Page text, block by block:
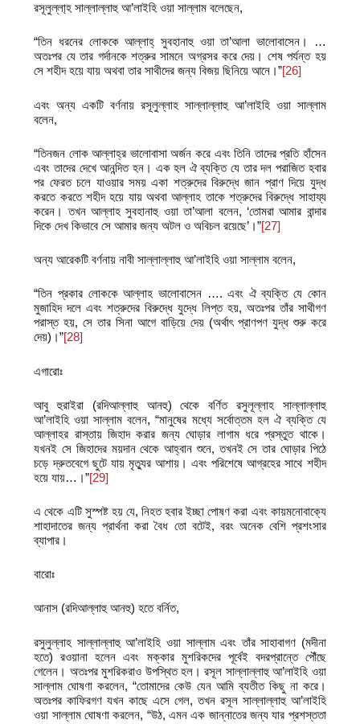
রসূলুল্লা্‌হ সাল্লাল্লাহু আ’লাইহি ওয়া সাল্লাম বলেছেন,
“তিন ধরনের লোককে আল্লাহ্‌ সুবহানাহু ওয়া তা’আলা ভালোবাসেন। …
অতঃপর যে তার গর্দানকে শত্রুর সামনে অগ্রসর করে দেয়। শেষ পর্যন্ত হয়
সে শহীদ হয়ে যায় অথবা তার সাথীদের জন্য বিজয় ছিনিয়ে আনে।”[26]
এবং অন্য একটি বর্ণনায় রসূলুল্লাহ সাল্লাল্লাহু আ’লাইহি ওয়া সাল্লাম
বলেন,
“তিনজন লোক আল্লাহ্‌র ভালোবাসা অর্জন করে এবং তিনি তাদের প্রতি হাঁসেন
এবং তাদের দেখে আনন্দিত হন। এক হল ঐ ব্যক্তি যে তার দল পরাজিত হবার
পর ফেরত চলে যাওয়ার সময় একা শত্রুদের বিরুদ্ধে জান প্রাণ দিয়ে যুদ্ধ
করতে করতে শহীদ হয়ে যায় অথবা আল্লাহ তাকে শত্রুদের বিরুদ্ধে সাহায্য
করেন। তখন আল্লাহ সুবহানাহু ওয়া তা’আলা বলেন, ‘তোমরা আমার বান্দার
দিকে দেখ কিভাবে সে আমার জন্য অটল ও অবিচল রয়েছে’।”[27]
অন্য আরেকটি বর্ণনায় নাবী সাল্লাল্লাহু আ’লাইহি ওয়া সাল্লাম বলেন,
“তিন প্রকার লোককে আল্লাহ ভালোবাসেন …. এবং ঐ ব্যক্তি যে কোন
মুজাহিদ দলে এবং শত্রুদের বিরুদ্ধে যুদ্ধে লিপ্ত হয়, অতঃপর তাঁর সাথীগণ
পরাস্ত হয়, সে তার সিনা আগে বাড়িয়ে দেয় (অর্থাৎ প্রাণপণ যুদ্ধ শুরু করে
দেয়)।”[28]
এগারোঃ
আবু হুরাইরা (রদিআল্লাহু আনহু) থেকে বর্ণিত রসুলূল্লাহ সাল্লাল্লাহু
আ’লাইহি ওয়া সাল্লাম বলেন, “মানুষের মধ্যে সর্বোত্তম হল ঐ ব্যক্তি যে
আল্লাহর রাস্তায় জিহাদ করার জন্য ঘোড়ার লাগাম ধরে প্রস্তুত থাকে।
যখনই সে জিহাদের ময়দান থেকে আহ্বান শুনে, তখনই সে তার ঘোড়ার পিঠে
চড়ে দ্রুতবেগে ছুটে যায় মৃত্যুর আশায়। এবং পরিশেষে আগ্রহের সাথে শহীদ
হয়ে যায়…।”[29]
এ থেকে এটি সুস্পষ্ট হয় যে, নিহত হবার ইচ্ছা পোষণ করা এবং কায়মনোবাক্যে
শাহাদাতের জন্য প্রার্থনা করা বৈধ তো বটেই, বরং অনেক বেশি প্রশংসার
ব্যাপার।
বারোঃ
আনাস (রদিআল্লাহু আনহু) হতে বর্নিত,
রসুলুল্লাহ সাল্লাল্লাহু আ’লাইহি ওয়া সাল্লাম এবং তাঁর সাহাবাগণ (মদীনা
হতে) রওয়ানা হলেন এবং মক্কার মুশরিকদের পূর্বেই বদরপ্রান্তে পৌঁছে
গেলেন। অতঃপর মুশরিকরাও উপস্থিত হল। রসূল সাল্লাল্লাহু আ’লাইহি ওয়া
সাল্লাম ঘোষণা করলেন, “তোমাদের কেউ যেন আমি ব্যতীত কিছু না করে।
অতঃপর কাফিরগণ যখন কাছে এসে গেল, তখন রসূল সাল্লাল্লাহু আ’লাইহি
ওয়া সাল্লাম ঘোষণা করলেন, “উঠ, এমন এক জান্নাতের জন্য যার প্রশস্ততা